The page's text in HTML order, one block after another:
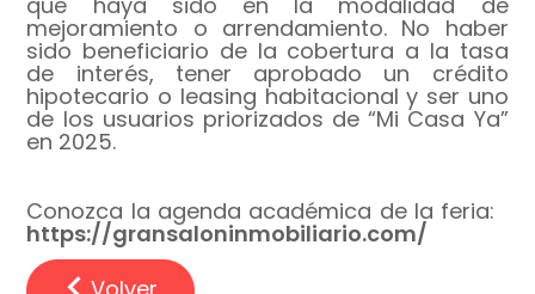
que haya sido en la modalidad de
mejoramiento o arrendamiento. No haber
sido beneficiario de la cobertura a la tasa
de interés, tener aprobado un crédito
hipotecario o leasing habitacional y ser uno
de los usuarios priorizados de “Mi Casa Ya”
en 2025.
Conozca la agenda académica de la feria:
https://gransaloninmobiliario.com/